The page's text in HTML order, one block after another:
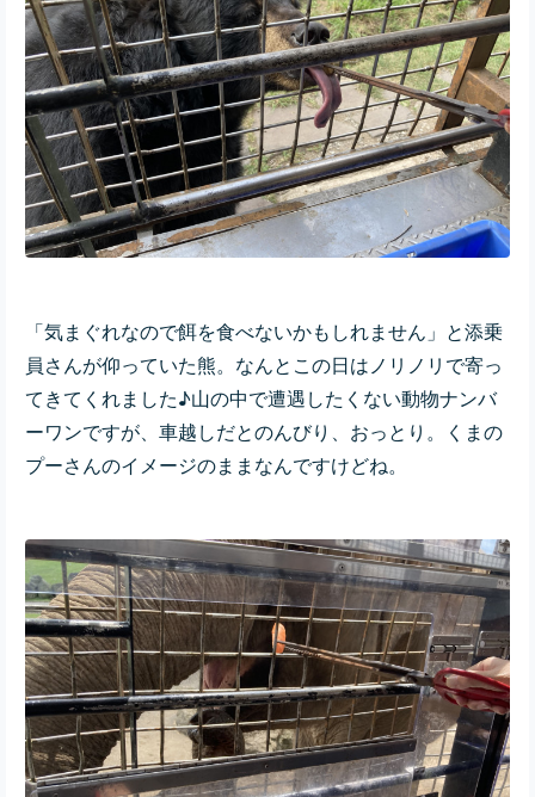
「気まぐれなので餌を食べないかもしれません」と添乗
員さんが仰っていた熊。なんとこの日はノリノリで寄っ
てきてくれました♪山の中で遭遇したくない動物ナンバ
ーワンですが、車越しだとのんびり、おっとり。くまの
プーさんのイメージのままなんですけどね。